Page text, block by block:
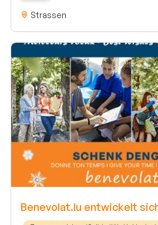
Strassen
Benevolat.lu entwickelt